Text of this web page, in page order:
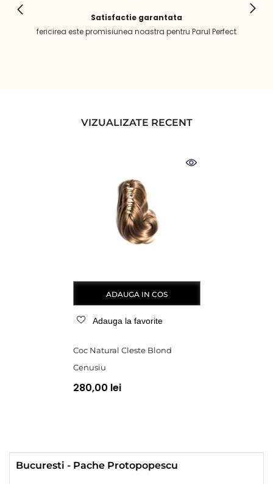
Satisfactie garantata
fericirea este promisiunea noastra pentru Parul Perfect
VIZUALIZATE RECENT
ADAUGA IN COS
Adauga la favorite
Coc Natural Cleste Blond
Cenusiu
280,00 lei
Bucuresti - Pache Protopopescu